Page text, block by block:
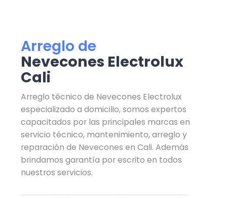
Arreglo de
Nevecones Electrolux
Cali
Arreglo técnico de Nevecones Electrolux
especializado a domicilio, somos expertos
capacitados por las principales marcas en
servicio técnico, mantenimiento, arreglo y
reparación de Nevecones en Cali. Además
brindamos garantía por escrito en todos
nuestros servicios.